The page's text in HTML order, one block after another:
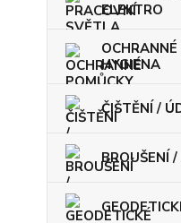
ELEKTRO
HYGIENA
ČIŠTĚNÍ /
BROUŠENÍ